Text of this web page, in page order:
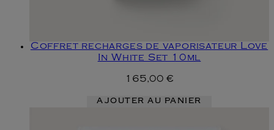
Coffret recharges de vaporisateur Love
In White Set 10ml
165,00 €
AJOUTER AU PANIER